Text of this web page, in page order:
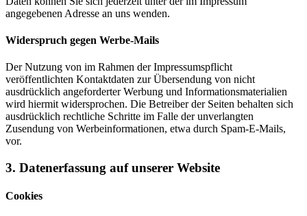
angegebenen Adresse an uns wenden.
Widerspruch gegen Werbe-Mails
Der Nutzung von im Rahmen der Impressumspflicht
veröffentlichten Kontaktdaten zur Übersendung von nicht
ausdrücklich angeforderter Werbung und Informationsmaterialien
wird hiermit widersprochen. Die Betreiber der Seiten behalten sich
ausdrücklich rechtliche Schritte im Falle der unverlangten
Zusendung von Werbeinformationen, etwa durch Spam-E-Mails,
vor.
3. Datenerfassung auf unserer Website
Cookies